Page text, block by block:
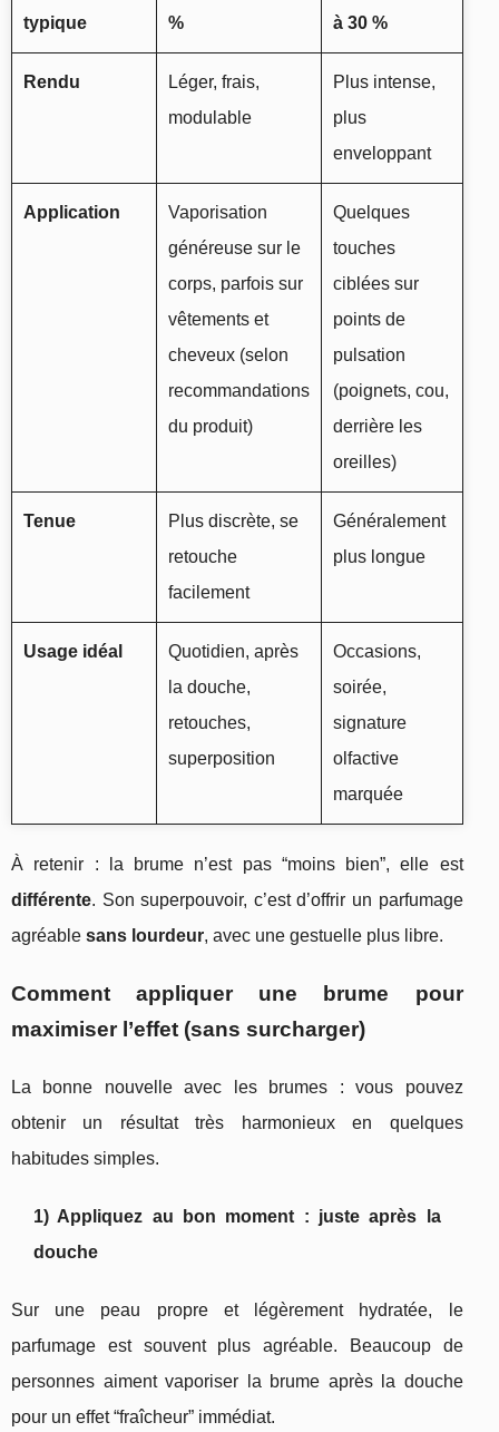
typique
%
à 30 %
Rendu
Léger, frais,
modulable
Plus intense,
plus
enveloppant
Application
Vaporisation
généreuse sur le
corps, parfois sur
vêtements et
cheveux (selon
recommandations
du produit)
Quelques
touches
ciblées sur
points de
pulsation
(poignets, cou,
derrière les
oreilles)
Tenue
Plus discrète, se
retouche
facilement
Généralement
plus longue
Usage idéal
Quotidien, après
la douche,
retouches,
superposition
Occasions,
soirée,
signature
olfactive
marquée
À retenir : la brume n’est pas “moins bien”, elle est
différente. Son superpouvoir, c’est d’offrir un parfumage
agréable sans lourdeur, avec une gestuelle plus libre.
Comment appliquer une brume pour
maximiser l’effet (sans surcharger)
La bonne nouvelle avec les brumes : vous pouvez
obtenir un résultat très harmonieux en quelques
habitudes simples.
1) Appliquez au bon moment : juste après la
douche
Sur une peau propre et légèrement hydratée, le
parfumage est souvent plus agréable. Beaucoup de
personnes aiment vaporiser la brume après la douche
pour un effet “fraîcheur” immédiat.